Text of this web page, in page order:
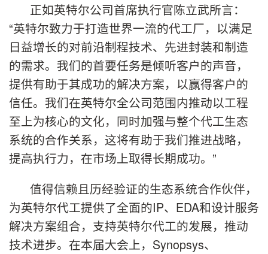
正如英特尔公司首席执行官陈立武所言：
“英特尔致力于打造世界一流的代工厂，以满足
日益增长的对前沿制程技术、先进封装和制造
的需求。我们的首要任务是倾听客户的声音，
提供有助于其成功的解决方案，以赢得客户的
信任。我们在英特尔全公司范围内推动以工程
至上为核心的文化，同时加强与整个代工生态
系统的合作关系，这将有助于我们推进战略，
提高执行力，在市场上取得长期成功。”
值得信赖且历经验证的生态系统合作伙伴，
为英特尔代工提供了全面的IP、EDA和设计服务
解决方案组合，支持英特尔代工的发展，推动
技术进步。在本届大会上，Synopsys、